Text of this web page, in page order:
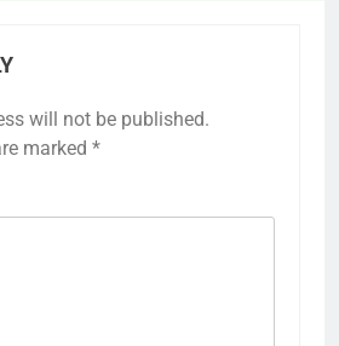
will not be published.
marked *